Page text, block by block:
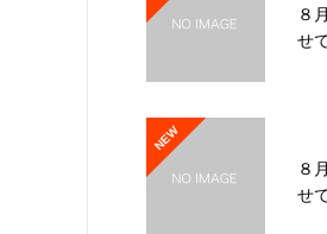
８
せ
NEW
８
せ